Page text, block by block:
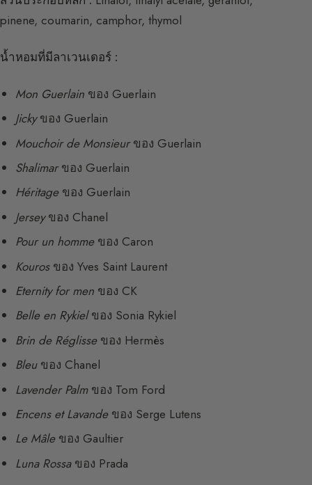
pinene, coumarin, camphor, thymol
น้ำหอมที่มีลาเวนเดอร์ :
Mon Guerlain ของ Guerlain
Jickyของ Guerlain
Mouchoir de Monsieurของ Guerlain
Shalimarของ Guerlain
Héritageของ Guerlain
Jerseyของ Chanel
Pour un hommeของ Caron
Kourosของ Yves Saint Laurent
Eternity for men ของ CK
Belle en Rykielของ Sonia Rykiel
Brin de Réglisseของ Hermès
Bleuของ Chanel
Lavender Palmของ Tom Ford
Encens et Lavandeของ Serge Lutens
Le Mâleของ Gaultier
Luna Rossaของ Prada